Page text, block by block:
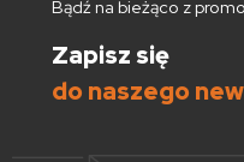
Bądź na bieżąco z
Zapisz się
do naszego